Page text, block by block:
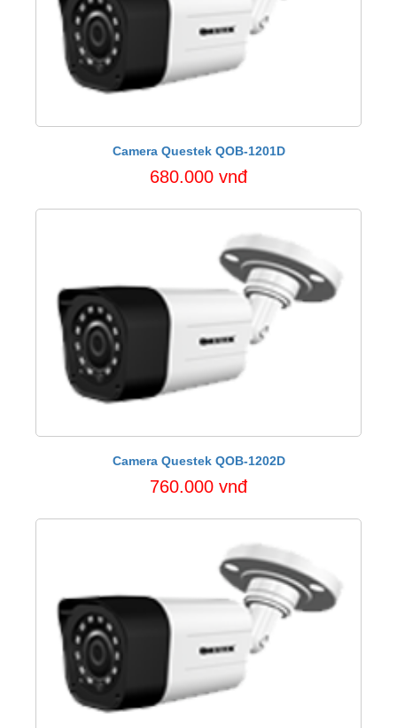
Camera Questek QOB-1201D
680.000 vnđ
Camera Questek QOB-1202D
760.000 vnđ